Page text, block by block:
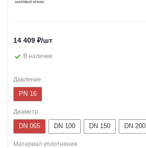
14 409 ₽/шт
В наличии
Давление
PN 16
Диаметр
DN 065 DN 100 DN 150 DN 200
Материал уплотнения